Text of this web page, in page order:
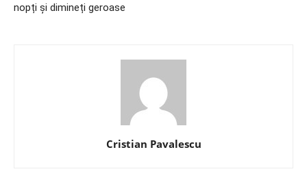
nopți și dimineți geroase
Cristian Pavalescu